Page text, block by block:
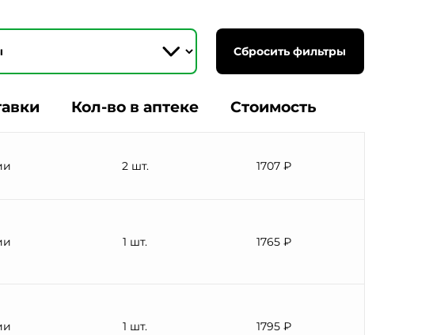
Сбросить фильтры
Кол-во в аптеке Стоимость
2 шт. 1707 ₽
1 шт. 1765 ₽
1 шт. 1795 ₽